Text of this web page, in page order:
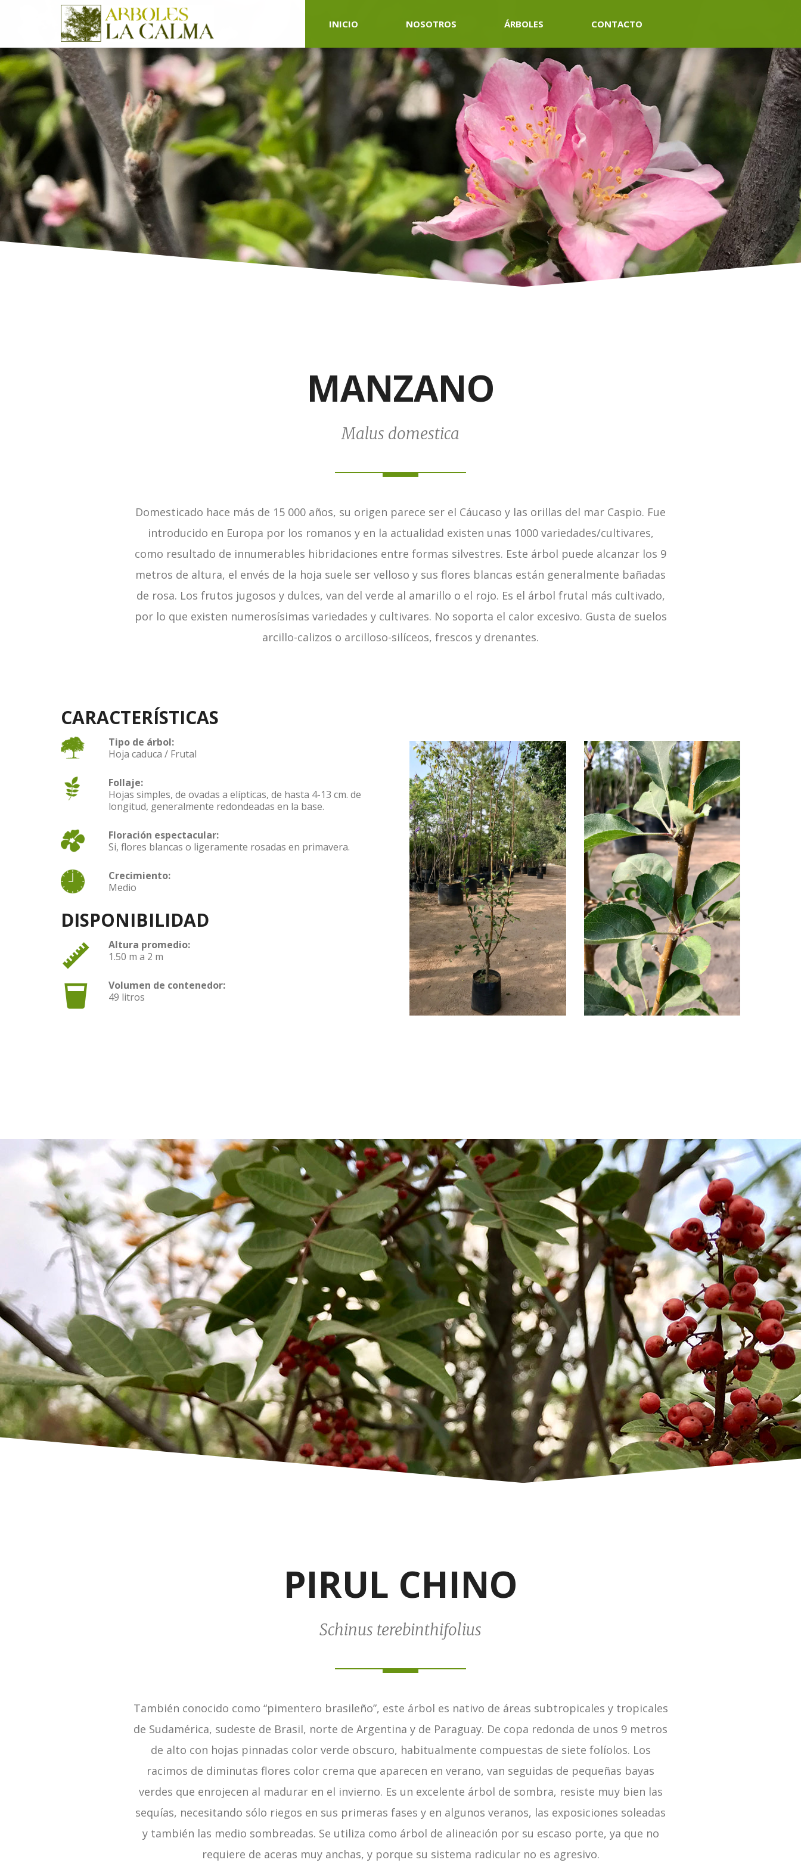
INICIO NOSOTROS ÁRBOLES CONTACTO
MANZANO
Malus domestica
Domesticado hace más de 15 000 años, su origen parece ser el Cáucaso y las orillas del mar Caspio. Fue
introducido en Europa por los romanos y en la actualidad existen unas 1000 variedades/cultivares,
como resultado de innumerables hibridaciones entre formas silvestres. Este árbol puede alcanzar los 9
metros de altura, el envés de la hoja suele ser velloso y sus flores blancas están generalmente bañadas
de rosa. Los frutos jugosos y dulces, van del verde al amarillo o el rojo. Es el árbol frutal más cultivado,
por lo que existen numerosísimas variedades y cultivares. No soporta el calor excesivo. Gusta de suelos
arcillo-calizos o arcilloso-silíceos, frescos y drenantes.
CARACTERÍSTICAS
Tipo de árbol:
Hoja caduca / Frutal
Follaje:
Hojas simples, de ovadas a elípticas, de hasta 4-13 cm. de
longitud, generalmente redondeadas en la base.
Floración espectacular:
Si, flores blancas o ligeramente rosadas en primavera.
Crecimiento:
Medio
DISPONIBILIDAD
Altura promedio:
1.50 m a 2 m
Volumen de contenedor:
49 litros
PIRUL CHINO
Schinus terebinthifolius
También conocido como “pimentero brasileño”, este árbol es nativo de áreas subtropicales y tropicales
de Sudamérica, sudeste de Brasil, norte de Argentina y de Paraguay. De copa redonda de unos 9 metros
de alto con hojas pinnadas color verde obscuro, habitualmente compuestas de siete folíolos. Los
racimos de diminutas flores color crema que aparecen en verano, van seguidas de pequeñas bayas
verdes que enrojecen al madurar en el invierno. Es un excelente árbol de sombra, resiste muy bien las
sequías, necesitando sólo riegos en sus primeras fases y en algunos veranos, las exposiciones soleadas
y también las medio sombreadas. Se utiliza como árbol de alineación por su escaso porte, ya que no
requiere de aceras muy anchas, y porque su sistema radicular no es agresivo.